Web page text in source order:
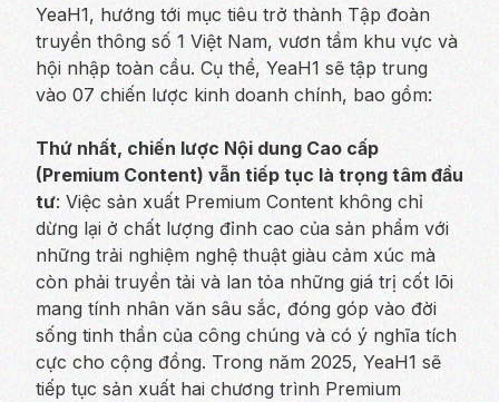
YeaH1, hướng tới mục tiêu trở thành Tập đoàn
truyền thông số 1 Việt Nam, vươn tầm khu vực và
hội nhập toàn cầu. Cụ thể, YeaH1 sẽ tập trung
vào 07 chiến lược kinh doanh chính, bao gồm:
Thứ nhất, chiến lược Nội dung Cao cấp
(Premium Content) vẫn tiếp tục là trọng tâm đầu
tư: Việc sản xuất Premium Content không chỉ
dừng lại ở chất lượng đỉnh cao của sản phẩm với
những trải nghiệm nghệ thuật giàu cảm xúc mà
còn phải truyền tải và lan tỏa những giá trị cốt lõi
mang tính nhân văn sâu sắc, đóng góp vào đời
sống tinh thần của công chúng và có ý nghĩa tích
cực cho cộng đồng. Trong năm 2025, YeaH1 sẽ
tiếp tục sản xuất hai chương trình Premium